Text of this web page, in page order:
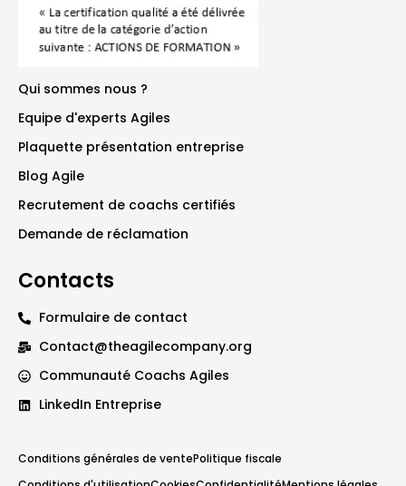
Qui sommes nous ?
Equipe d'experts Agiles
Plaquette présentation entreprise
Blog Agile
Recrutement de coachs certifiés
Demande de réclamation
Contacts
Formulaire de contact
Contact@theagilecompany.org
Communauté Coachs Agiles
LinkedIn Entreprise
Conditions générales de ventePolitique fiscale